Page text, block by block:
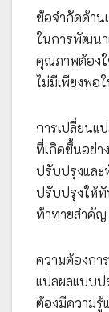
ข้อจำกัดด้าน
ในการพัฒนา
คุณภาพต้องใ
ไม่มีเพียงพอ
การเปลี่ยนแ
ที่เกิดขึ้นอย่า
ปรับปรุงและ
ปรับปรุงให้ทั
ท้าทายสำคัญ
ความต้องกา
แปลผลแบบป
ต้องมีความรู้